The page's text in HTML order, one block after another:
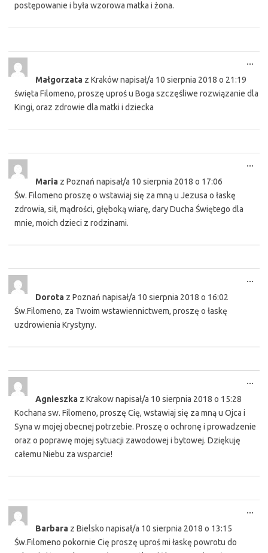
postępowanie i była wzorowa matka i żona.
Małgorzata z Krakównapisał/a 10 sierpnia 2018 o 21:19
święta Filomeno, proszę uproś u Boga szczęśliwe rozwiązanie dla
Kingi, oraz zdrowie dla matki i dziecka
...
Maria z Poznań napisał/a 10 sierpnia 2018 o 17:06
Św. Filomeno proszę o wstawiaj się za mną u Jezusa o łaskę
zdrowia, sił, mądrości, głęboką wiarę, dary Ducha Świętego dla
mnie, moich dzieci z rodzinami.
...
Dorota z Poznań napisał/a 10 sierpnia 2018 o 16:02
Św.Filomeno, za Twoim wstawiennictwem, proszę o łaskę
uzdrowienia Krystyny.
...
Agnieszka z Krakownapisał/a 10 sierpnia 2018 o 15:28
Kochana sw. Filomeno, proszę Cię, wstawiaj się za mną u Ojca i
Syna w mojej obecnej potrzebie. Proszę o ochronę i prowadzenie
oraz o poprawę mojej sytuacji zawodowej i bytowej. Dziękuję
całemu Niebu za wsparcie!
...
Barbara z Bielsko napisał/a 10 sierpnia 2018 o 13:15
Św.Filomeno pokornie Cię proszę uproś mi łaskę powrotu do
...